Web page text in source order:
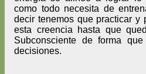
como todo necesita de
decir tenemos que practicar y
esta creencia hasta que
Subconsciente de forma
decisiones.